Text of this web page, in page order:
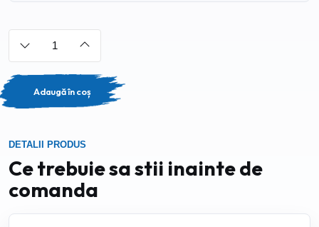
Adaugă în coș
DETALII PRODUS
Ce trebuie sa stii inainte de
comanda